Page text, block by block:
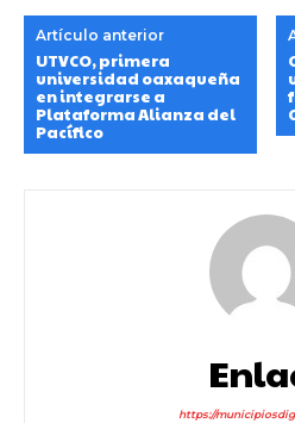
Artículo anterior
UTVCO, primera
universidad oaxaqueña
en integrarse a
Plataforma Alianza del
Pacífico
https://